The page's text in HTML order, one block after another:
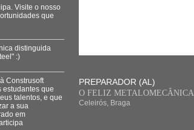
Visite o nosso
que
distinguida
:)
Construsoft
estudantes que
talentos, e que
a sua
em
PREPARADOR (AL)
O FELIZ METALOMECÂNICA
Celeirós, Braga